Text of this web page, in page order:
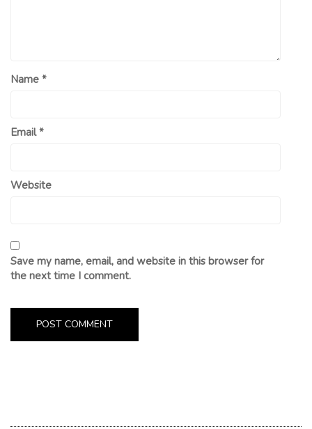
Name *
Email*
Website
Save my name, email, and website in this browser for
the next time I comment.